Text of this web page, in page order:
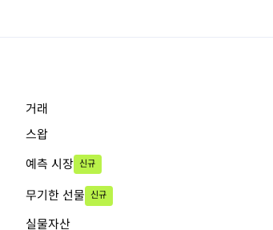
거래
스왑
예측 시장 신규
무기한 선물 신규
실물자산